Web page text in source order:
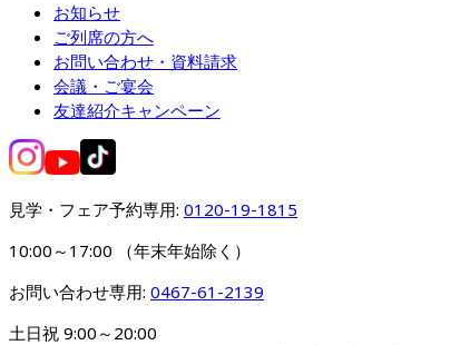
お知らせ
ご列席の方へ
お問い合わせ・資料請求
会議・ご宴会
友達紹介キャンペーン
見学・フェア予約専用: 0120-19-1815
10:00～17:00 （年末年始除く）
お問い合わせ専用: 0467-61-2139
土日祝 9:00～20:00